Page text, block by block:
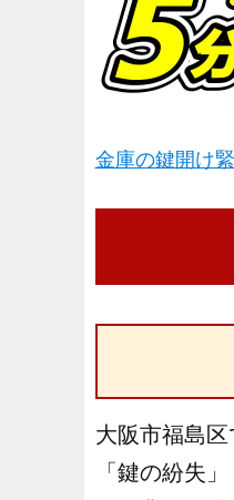
金庫の鍵開け
大阪市福島
「鍵の紛失